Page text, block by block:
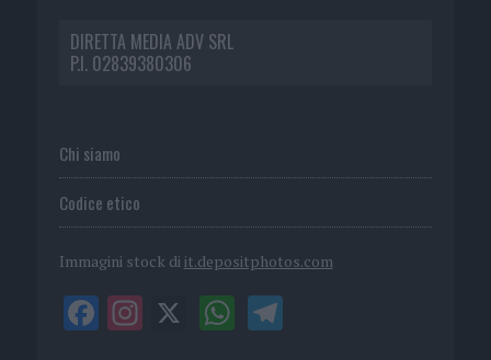
DIRETTA MEDIA ADV SRL
P.I. 02839380306
Chi siamo
Codice etico
Immagini stock di it.depositphotos.com